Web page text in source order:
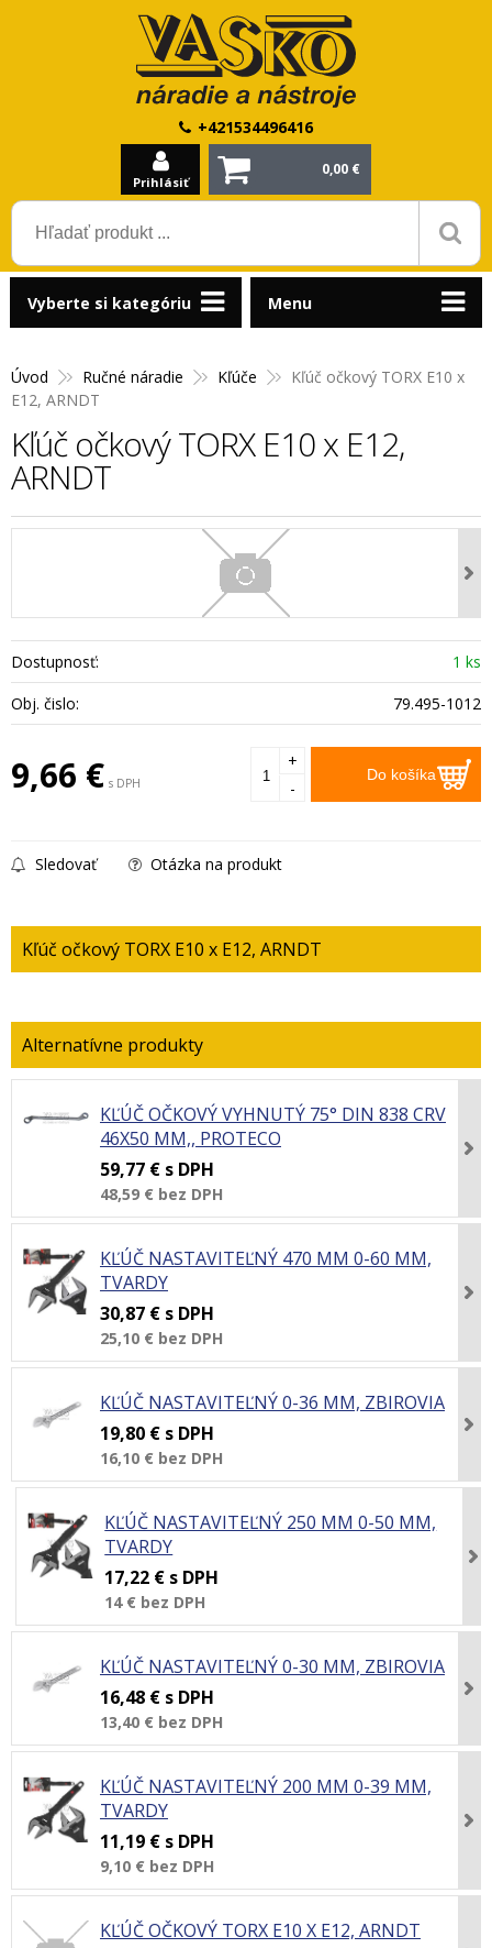
+421534496416
Prihlásiť
0,00 €
Úvod Ručné náradie Kľúče
Kľúč očkový TORX E10 x
E12, ARNDT
Kľúč očkový TORX E10 x E12,
ARNDT
Dostupnosť:
1 ks
Obj. čislo:
79.495-1012
9,66 € s DPH Do košíka
+
-
Sledovať Otázka na produkt
Kľúč očkový TORX E10 x E12, ARNDT
KĽÚČ OČKOVÝ VYHNUTÝ 75° DIN 838 CRV
46X50 MM,, PROTECO
59,77 € s DPH
48,59 € bez DPH
KĽÚČ NASTAVITEĽNÝ 470 MM 0-60 MM,
TVARDY
30,87 € s DPH
25,10 € bez DPH
KĽÚČ NASTAVITEĽNÝ 0-36 MM, ZBIROVIA
19,80 € s DPH
16,10 € bez DPH
KĽÚČ NASTAVITEĽNÝ 250 MM 0-50 MM,
TVARDY
17,22 € s DPH
14 € bez DPH
KĽÚČ NASTAVITEĽNÝ 0-30 MM, ZBIROVIA
16,48 € s DPH
13,40 € bez DPH
KĽÚČ NASTAVITEĽNÝ 200 MM 0-39 MM,
TVARDY
11,19 € s DPH
9,10 € bez DPH
KĽÚČ OČKOVÝ TORX E10 X E12, ARNDT
Vyberte si kategóriu Menu